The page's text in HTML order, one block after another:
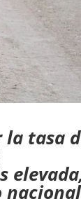
la tasa